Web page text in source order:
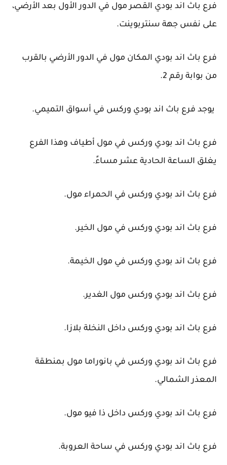
فرع باث اند بودي القصر مول في الدور الأول بعد الأرضي،
على نفس جهة سنتربوينت.
فرع باث اند بودي المكان مول في الدور الأرضي بالقرب
من بوابة رقم 2.
يوجد فرع باث اند بودي وركس في أسواق التميمي.
فرع باث اند بودي وركس في مول أطياف وهذا الفرع
يغلق الساعة الحادية عشر مساءً.
فرع باث اند بودي وركس في الحمراء مول.
فرع باث اند بودي وركس في مول الخير.
فرع باث اند بودي وركس في مول الخيمة.
فرع باث اند بودي وركس مول الغدير.
فرع باث اند بودي وركس داخل النخلة بلازا.
فرع باث اند بودي وركس في بانوراما مول بمنطقة
المعذر الشمالي.
فرع باث اند بودي وركس داخل ذا فيو مول.
فرع باث اند بودي وركس في ساحة العروبة.